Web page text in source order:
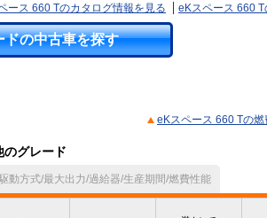
ース 660 Tのカタログ情報を見る
eKスペース 660 T
ドの中古車を探す
eKスペース 660 Tの
グレード
動方式/最大出力/過給器/生産期間/燃費性能